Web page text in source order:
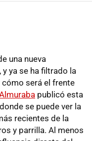
una nueva
ya se ha filtrado la
será el frente
publicó esta
se puede ver la
recientes de la
y parrilla. Al menos